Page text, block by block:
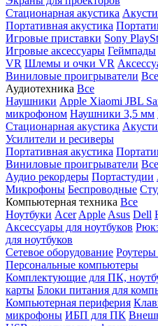
Стационарная акустика
Портативная акустика
Игровые приставки Sony
Игровые аксессуары Геймпады
VR Шлемы и очки VR
Виниловые проигрыватели
Аудиотехника Все
Наушники Apple Xiaomi JBL
микрофоном Наушники 3,5 мм
Стационарная акустика
Усилители и ресиверы
Портативная акустика
Виниловые проигрыватели
Аудио рекордеры Портастудии
Микрофоны Беспроводные
Компьютерная техника Все
Ноутбуки Acer Apple Asus Dell
Аксессуары для ноутбуков
для ноутбуков
Сетевое оборудование
Персональные компьютеры
Комплектующие для ПК,
карты Блоки питания для
Компьютерная периферия
микрофоны ИБП для ПК